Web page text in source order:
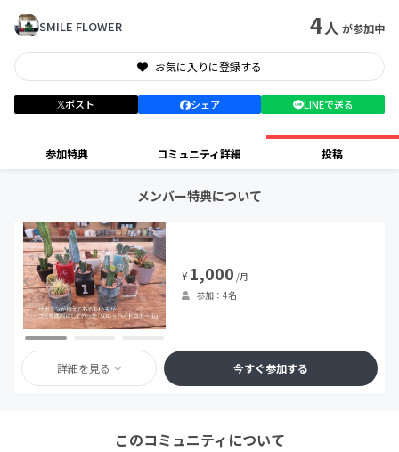
SMILE FLOWER 4人 が参加中
お気に入りに登録する
ポスト シェア LINEで送る
参加特典 コミュニティ詳細 投稿
メンバー特典について
¥1,000 /月
参加：4名
詳細を見る 今すぐ参加する
このコミュニティについて